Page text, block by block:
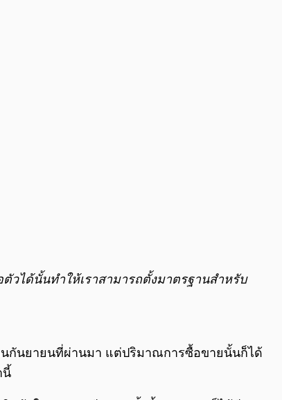
ได้นั้นทำให้เราสามารถตั้งมาตรฐานสำหรับ
นกันยายนที่ผ่านมา แต่ปริมาณการซื้อขายนั้นก็ได้
นี้